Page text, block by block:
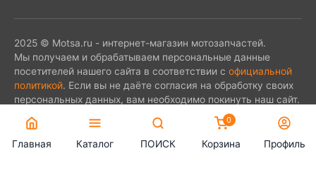
2025 © Motsa.ru - интернет-магазин мотозапчастей.
Мы получаем и обрабатываем персональные данные
посетителей нашего сайта в соответствии с официальной
политикой. Если вы не даёте согласия на обработку своих
персональных данных, вам необходимо покинуть наш сайт.
Главная Каталог ПОИСК
0
Корзина Профиль